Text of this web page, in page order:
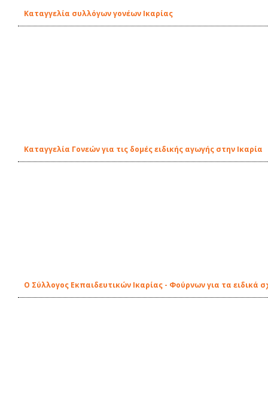
Καταγγελία συλλόγων γονέων Ικαρίας
Καταγγελία Γονεών για τις δομές ειδικής αγωγής στην Ικαρία
Ο Σύλλογος Εκπαιδευτικών Ικαρίας - Φούρνων για τα ειδικά